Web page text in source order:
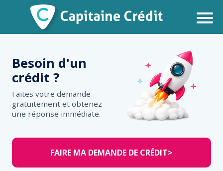
Besoin d'un
crédit ?
Faites votre demande
gratuitement et obtenez
une réponse immédiate.
FAIRE MA DEMANDE DE CRÉDIT>